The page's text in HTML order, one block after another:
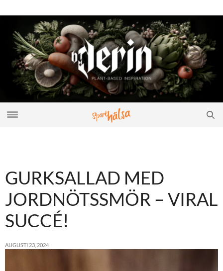
GURKSALLAD MED
JORDNÖTSSMÖR – VIRAL
SUCCÉ!
AUGUSTI 23, 2024